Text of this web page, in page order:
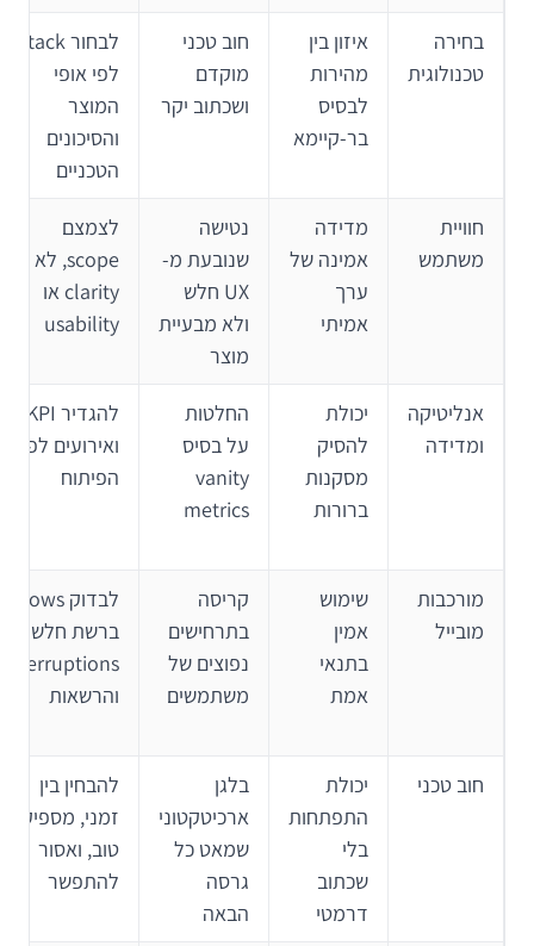
בחירה
טכנולוגית
איזון בין
מהירות
לבסיס
בר-קיימא
חוב טכני
מוקדם
ושכתוב יקר
לבחור stack
לפי אופי
המוצר
והסיכונים
הטכניים
חוויית
משתמש
מדידה
אמינה של
ערך
אמיתי
נטישה
שנובעת מ-
UX חלש
ולא מבעיית
מוצר
לצמצם
scope, לא
clarity או
usability
אנליטיקה
ומדידה
יכולת
להסיק
מסקנות
ברורות
החלטות
על בסיס
vanity
metrics
ואירועים לפני
הפיתוח
מורכבות
מובייל
שימוש
אמין
בתנאי
אמת
קריסה
בתרחישים
נפוצים של
משתמשים
לבדוק flows
ברשת חלשה,
interruptions
והרשאות
חוב טכני
יכולת
התפתחות
בלי
שכתוב
דרמטי
בלגן
ארכיטקטוני
שמאט כל
גרסה
הבאה
להבחין בין
זמני, מספיק
טוב, ואסור
להתפשר